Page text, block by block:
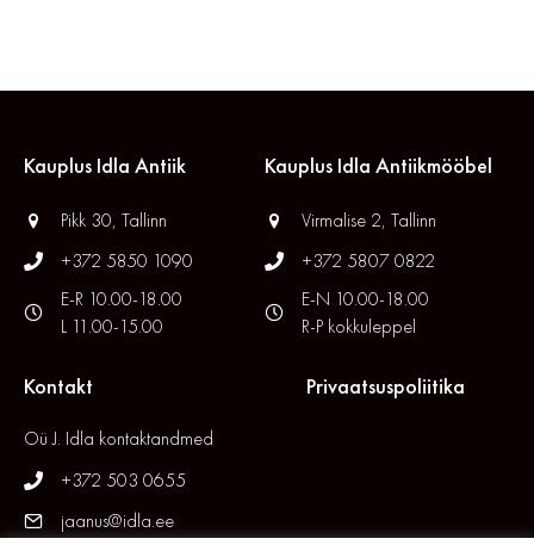
Kauplus Idla Antiik
Pikk 30, Tallinn
+372 5850 1090
E-R 10.00-18.00
L 11.00-15.00
Kauplus Idla Antiikmööbel
Virmalise 2, Tallinn
+372 5807 0822
E-N 10.00-18.00
R-P kokkuleppel
Kontakt
Oü J. Idla kontaktandmed
+372 503 0655
jaanus@idla.ee
Privaatsuspoliitika